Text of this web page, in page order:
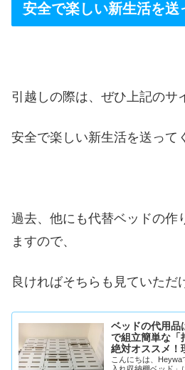
安全で楽しい新生活を送
引越しの際は、ぜひ上記のサ
安全で楽しい新生活を送って
過去、他にも代替ベッドの作
ますので、
良ければそちらも見ていただ
ベッドの代用品
で組立簡単な「
絶対オススメ！
こんにちは、